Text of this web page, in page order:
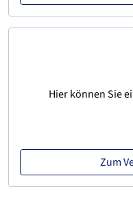
Hier können Sie
Zum